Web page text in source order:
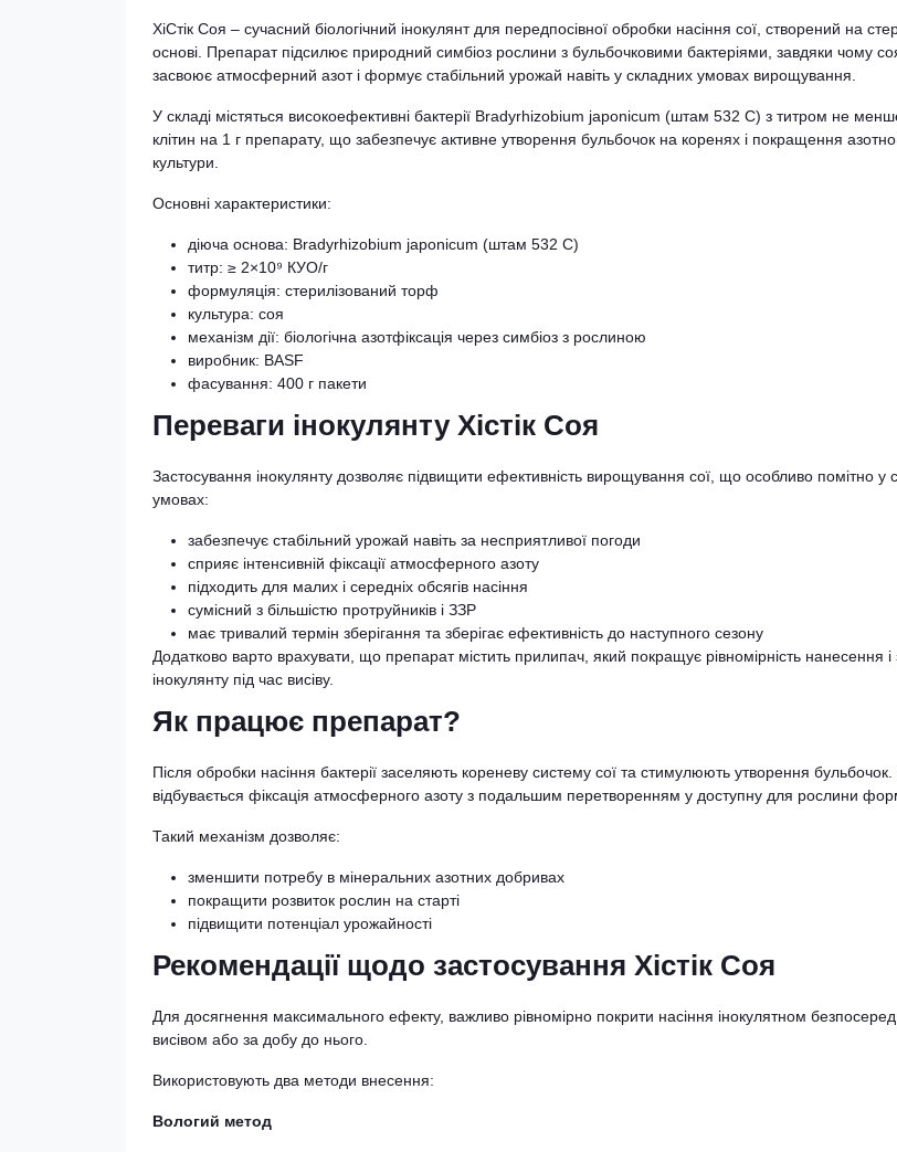
ХіСтік Соя – сучасний біологічний інокулянт для передпосівної обробки насіння сої, створений на
основі. Препарат підсилює природний симбіоз рослини з бульбочковими бактеріями, завдяки чому
засвоює атмосферний азот і формує стабільний урожай навіть у складних умовах вирощування.
У складі містяться високоефективні бактерії Bradyrhizobium japonicum (штам 532 C) з титром не
клітин на 1 г препарату, що забезпечує активне утворення бульбочок на коренях і покращення
культури.
Основні характеристики:
діюча основа: Bradyrhizobium japonicum (штам 532 C)
титр: ≥ 2×10⁹ КУО/г
формуляція: стерилізований торф
культура: соя
механізм дії: біологічна азотфіксація через симбіоз з рослиною
виробник: BASF
фасування: 400 г пакети
Переваги інокулянту Хістік Соя
Застосування інокулянту дозволяє підвищити ефективність вирощування сої, що особливо помітно у
умовах:
забезпечує стабільний урожай навіть за несприятливої погоди
сприяє інтенсивній фіксації атмосферного азоту
підходить для малих і середніх обсягів насіння
сумісний з більшістю протруйників і ЗЗР
має тривалий термін зберігання та зберігає ефективність до наступного сезону
Додатково варто врахувати, що препарат містить прилипач, який покращує рівномірність нанесення
інокулянту під час висіву.
Як працює препарат?
Після обробки насіння бактерії заселяють кореневу систему сої та стимулюють утворення
відбувається фіксація атмосферного азоту з подальшим перетворенням у доступну для рослини
Такий механізм дозволяє:
зменшити потребу в мінеральних азотних добривах
покращити розвиток рослин на старті
підвищити потенціал урожайності
Рекомендації щодо застосування Хістік Соя
Для досягнення максимального ефекту, важливо рівномірно покрити насіння інокулятном
висівом або за добу до нього.
Використовують два методи внесення:
Вологий метод